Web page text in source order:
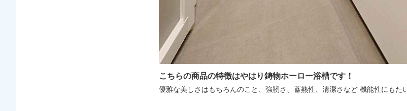
こちらの商品の特徴はやはり鋳物ホーロー浴槽です！
優雅な美しさはもちろんのこと、強靭さ、蓄熱性、清潔さなど 機能性にもた